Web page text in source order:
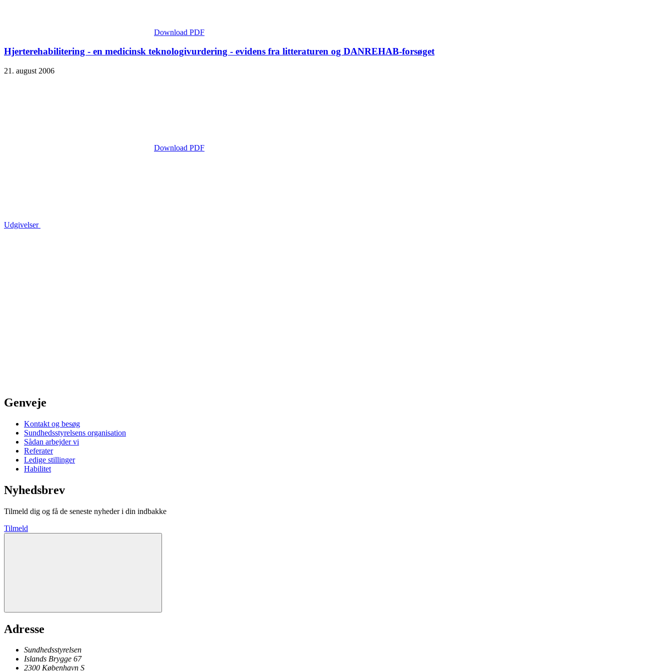
Download PDF
Hjerterehabilitering - en medicinsk teknologivurdering - evidens fra litteraturen og DANREHAB-forsøget
21. august 2006
Download PDF
Udgivelser
Genveje
Kontakt og besøg
Sundhedsstyrelsens organisation
Sådan arbejder vi
Referater
Ledige stillinger
Habilitet
Nyhedsbrev
Tilmeld dig og få de seneste nyheder i din indbakke
Tilmeld
Adresse
Sundhedsstyrelsen
Islands Brygge 67
2300 København S